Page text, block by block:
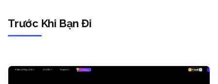
Trước Khi Bạn Đi